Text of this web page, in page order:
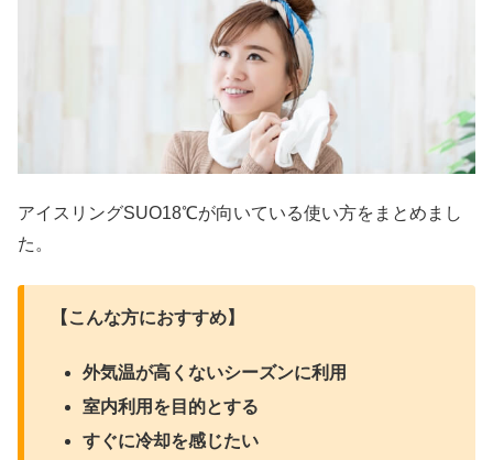
アイスリングSUO18℃が向いている使い方をまとめまし
た。
【こんな方におすすめ】
外気温が高くないシーズンに利用
室内利用を目的とする
すぐに冷却を感じたい